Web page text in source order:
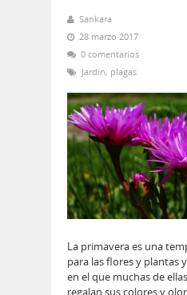
Sankara
28 marzo 2017
0 comentarios
Jardín, plagas
La primavera es una
para las flores y plantas
en el que muchas de
regalan sus colores y